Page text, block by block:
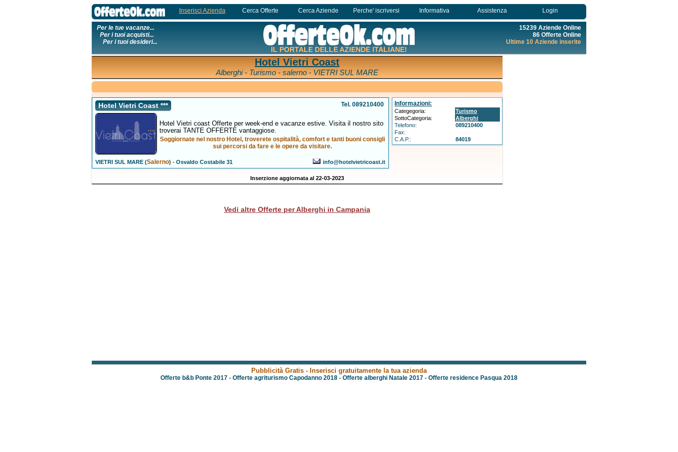
Inserisci Azienda Cerca Offerte Cerca Aziende Perche' iscriversi Informativa Assistenza Login
Per le tue vacanze...
Per i tuoi acquisti...
Per i tuoi desideri...
IL PORTALE DELLE AZIENDE ITALIANE!
15239 Aziende Online
86 Offerte Online
Ultime 10 Aziende inserite
Hotel Vietri Coast
Alberghi - Turismo - salerno - VIETRI SUL MARE
Hotel Vietri Coast *** Tel. 089210400
Hotel Vietri coast Offerte per week-end e vacanze estive. Visita il nostro sito
troverai TANTE OFFERTE vantaggiose.
Soggiornate nel nostro Hotel, troverete ospitalità, comfort e tanti buoni consigli
sui percorsi da fare e le opere da visitare.
VIETRI SUL MARE (Salerno) -Osvaldo Costabile 31 info@hotelvietricoast.it
Informazioni:
Categegoria:
Turismo
SottoCategoria:
Alberghi
Telefono:
089210400
Fax:
C.A.P.:
84019
Inserzione aggiornata al 22-03-2023
Vedi altre Offerte per Alberghi in Campania
Pubblicità Gratis - Inserisci gratuitamente la tua azienda
Offerte b&b Ponte 2017 - Offerte agriturismo Capodanno 2018 - Offerte alberghi Natale 2017 - Offerte residence Pasqua 2018